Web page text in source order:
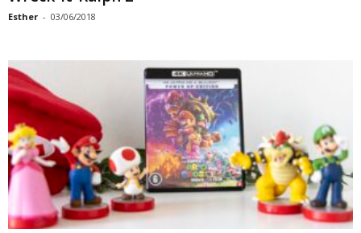
Esther - 03/06/2018